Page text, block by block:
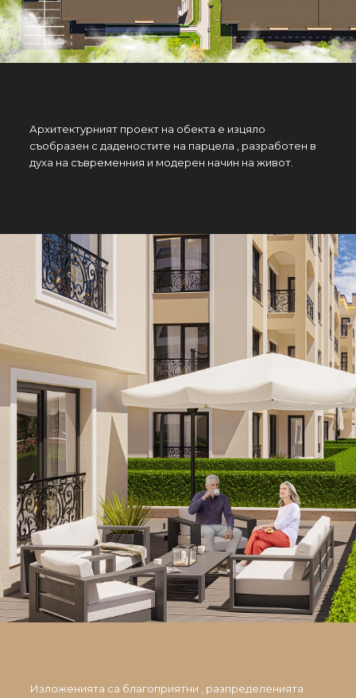
Архитектурният проект на обекта е изцяло
съобразен с даденостите на парцела , разработен в
духа на съвременния и модерен начин на живот.
Изложенията са благоприятни , разпределенията